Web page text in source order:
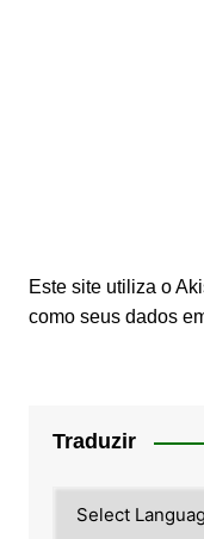
Este site utiliza o
como seus dados
Traduzir